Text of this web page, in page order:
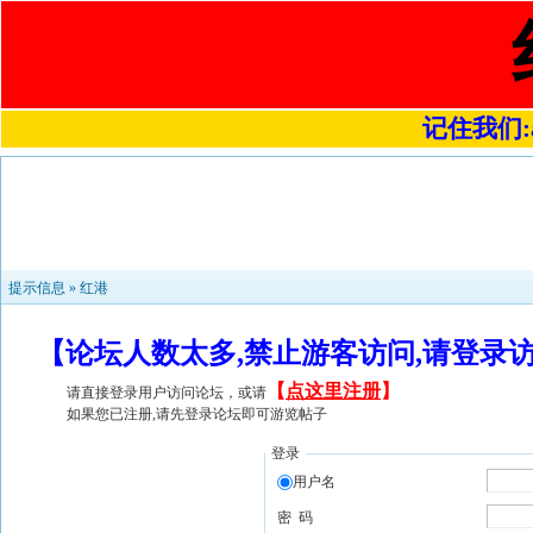
记住我们
提示信息 » 红港
【论坛人数太多,禁止游客访问,请登
请直接登录用户访问论坛，或请 【 点这里注册】
如果您已注册,请先登录论坛即可游览帖子
登录
用户名
密 码